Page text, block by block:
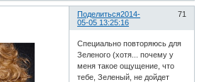
Поделиться 71
2014-
05-05 13:25:16
Специально повторяюсь для
Зеленого (хотя... почему у
меня такое ощущение, что
тебе, Зеленый, не дойдет